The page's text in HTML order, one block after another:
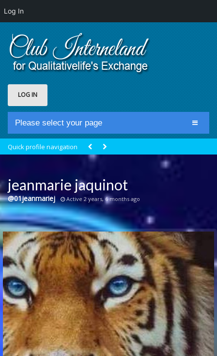
Log In
LOG IN
Please select your page
Groups
Centrale Cosmique
Communication Point
Cristal Temple
Meeting Point
The Yacht Club
Quick profile navigation
jeanmarie jaquinot
@01jeanmariej Active 2 years, 6 months ago